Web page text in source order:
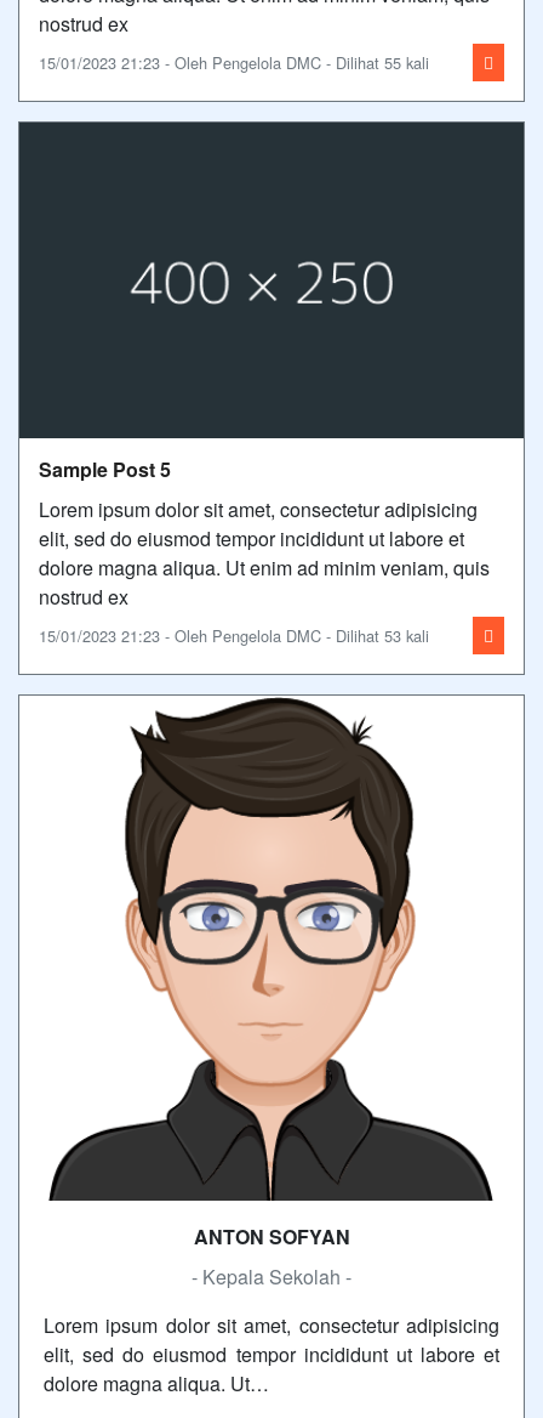
nostrud ex
15/01/2023 21:23 - Oleh Pengelola DMC - Dilihat 55 kali
Sample Post 5
Lorem ipsum dolor sit amet, consectetur adipisicing
elit, sed do eiusmod tempor incididunt ut labore et
dolore magna aliqua. Ut enim ad minim veniam, quis
nostrud ex
15/01/2023 21:23 - Oleh Pengelola DMC - Dilihat 53 kali
ANTON SOFYAN
- Kepala Sekolah -
Lorem ipsum dolor sit amet, consectetur adipisicing
elit, sed do eiusmod tempor incididunt ut labore et
dolore magna aliqua. Ut…